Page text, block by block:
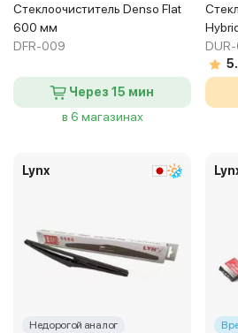
Стеклоочиститель Denso Flat
600 мм
DFR-009
Через 15 мин
в 6 магазинах
Lynx
Недорогой аналог В